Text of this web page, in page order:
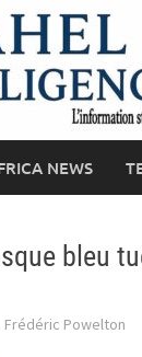
NEWS
bleu
Frédéric Powelton